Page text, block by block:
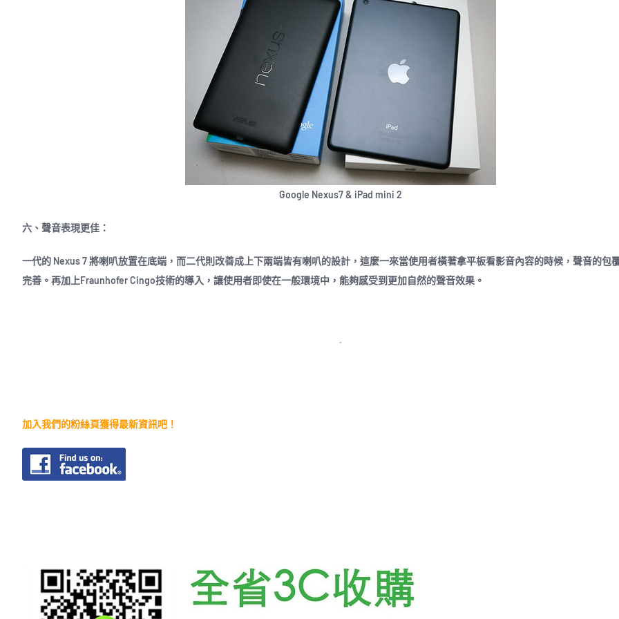
Google Nexus7 & iPad mini 2
六、聲音表現更佳：
一代的 Nexus 7 將喇叭放置在底端，而二代則改善成上下兩端皆有喇叭的設計，這麼一來當使用者橫著拿平板看影音內容的時候，聲音的包
完善。再加上Fraunhofer Cingo技術的導入，讓使用者即使在一般環境中，能夠感受到更加自然的聲音效果。
加入我們的粉絲頁獲得最新資訊吧！